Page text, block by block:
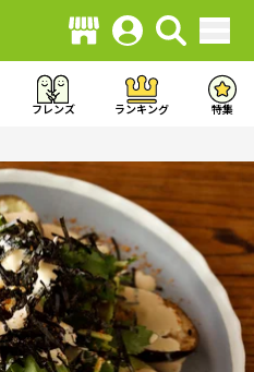
フレンズ ランキング 特集